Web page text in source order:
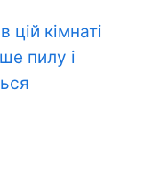
цій кімнаті
пилу і